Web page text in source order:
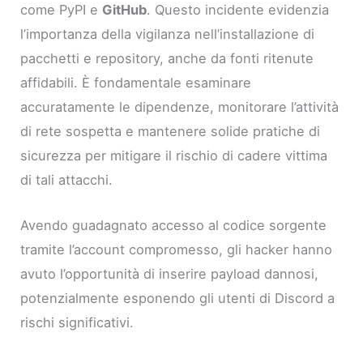
come PyPI e GitHub. Questo incidente evidenzia
l’importanza della vigilanza nell’installazione di
pacchetti e repository, anche da fonti ritenute
affidabili. È fondamentale esaminare
accuratamente le dipendenze, monitorare l’attività
di rete sospetta e mantenere solide pratiche di
sicurezza per mitigare il rischio di cadere vittima
di tali attacchi.
Avendo guadagnato accesso al codice sorgente
tramite l’account compromesso, gli hacker hanno
avuto l’opportunità di inserire payload dannosi,
potenzialmente esponendo gli utenti di Discord a
rischi significativi.